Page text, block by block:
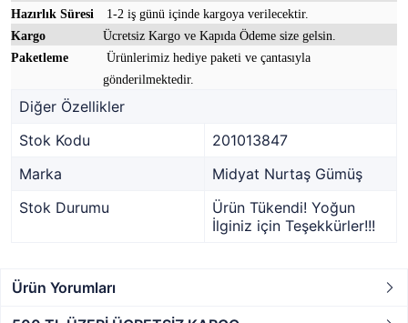
Hazırlık Süresi
1-2 iş günü içinde kargoya verilecektir.
Kargo
Ücretsiz Kargo ve Kapıda Ödeme size gelsin.
Paketleme
Ürünlerimiz hediye paketi ve çantasıyla
gönderilmektedir.
Diğer Özellikler
Stok Kodu
201013847
Marka
Midyat Nurtaş Gümüş
Stok Durumu
Ürün Tükendi! Yoğun
İlginiz için Teşekkürler!!!
Ürün Yorumları